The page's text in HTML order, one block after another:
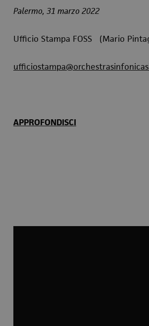
Palermo, 31 marzo 2022
Ufficio Stampa FOSS (Mario
APPROFONDISCI